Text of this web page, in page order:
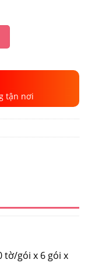
₫.
tận nơi
tờ/gói x 6 gói x